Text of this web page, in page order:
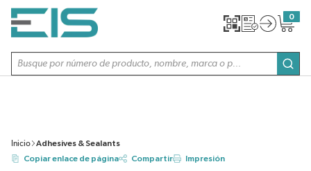
SALTAR AL CONTENIDO PRINCIPAL
Búsqueda de sitio
0
{0}
Inicio
Adhesives & Sealants
Copiar enlace de página
Compartir Impresión